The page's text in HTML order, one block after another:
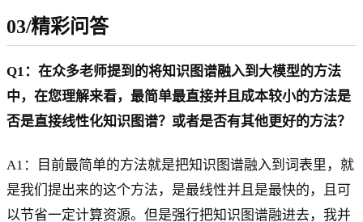
03/精彩问答
Q1：在众多老师提到的将知识图谱融入到大模型的方法
中，在您理解来看，最简单最直接并且成本较小的方法是
否是直接线性化知识图谱？或者是否有其他更好的方法？
A1：目前最简单的方法就是把知识图谱融入到词表里，就
是我们提出来的这个方法，是最线性并且是最快的，且可
以节省一定计算资源。但是强行把知识图谱融进去，我并